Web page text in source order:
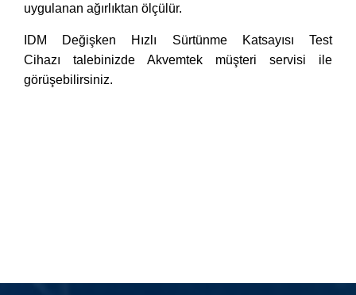
uygulanan ağırlıktan ölçülür.
IDM
Değişken Hızlı Sürtünme Katsayısı Test
Cihazı talebinizde Akvemtek müşteri servisi ile
görüşebilirsiniz.